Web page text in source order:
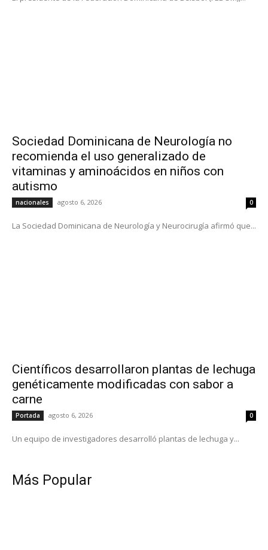
Sociedad Dominicana de Neurología no
recomienda el uso generalizado de
vitaminas y aminoácidos en niños con
autismo
nacionales agosto 6, 2026 0
La Sociedad Dominicana de Neurología y Neurocirugía afirmó que...
Científicos desarrollaron plantas de lechuga
genéticamente modificadas con sabor a
carne
Portada agosto 6, 2026 0
Un equipo de investigadores desarrolló plantas de lechuga y...
Más Popular